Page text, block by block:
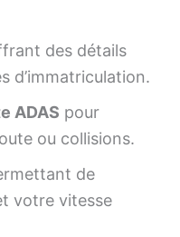
des détails
d’immatriculation.
ADAS pour
ou collisions.
de
votre vitesse